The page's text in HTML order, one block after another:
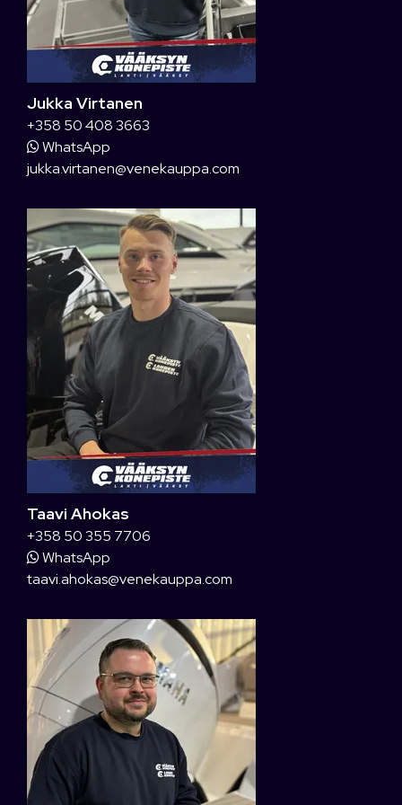
Jukka Virtanen
+358 50 408 3663
WhatsApp
jukka.virtanen@venekauppa.com
Taavi Ahokas
+358 50 355 7706
WhatsApp
taavi.ahokas@venekauppa.com